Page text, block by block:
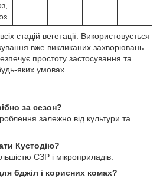
стадій вегетації. Використовується
вже викликаних захворювань.
простоту застосування та
яких умовах.
за сезон?
залежно від культури та
Кустодію?
СЗР і мікроприладів.
бджіл і корисних комах?